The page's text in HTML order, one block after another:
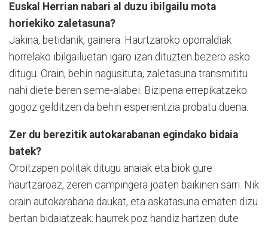
Euskal Herrian nabari al duzu ibilgailu mota
horiekiko zaletasuna?
Jakina, betidanik, gainera. Haurtzaroko oporraldiak
horrelako ibilgailuetan igaro izan dituzten bezero asko
ditugu. Orain, behin nagusituta, zaletasuna transmititu
nahi diete beren seme-alabei. Bizipena errepikatzeko
gogoz gelditzen da behin esperientzia probatu duena.
Zer du berezitik autokarabanan egindako bidaia
batek?
Oroitzapen politak ditugu anaiak eta biok gure
haurtzaroaz, zeren campingera joaten baikinen sarri. Nik
orain autokarabana daukat, eta askatasuna ematen dizu
bertan bidaiatzeak: haurrek poz handiz hartzen dute